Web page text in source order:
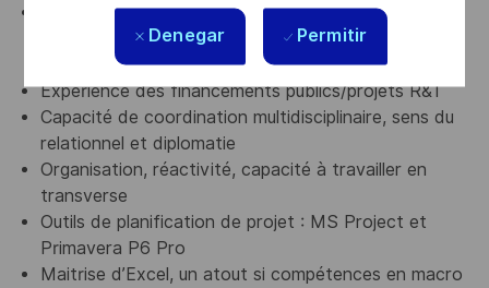
Denegar Permitir
Solide maîtrise gestion budgétaire, outils de
planification et reporting projet (Primavera, MSP,
Excel avancé)
Expérience des financements publics/projets R&T
Capacité de coordination multidisciplinaire, sens du
relationnel et diplomatie
Organisation, réactivité, capacité à travailler en
transverse
Outils de planification de projet : MS Project et
Primavera P6 Pro
Maitrise d’Excel, un atout si compétences en macro